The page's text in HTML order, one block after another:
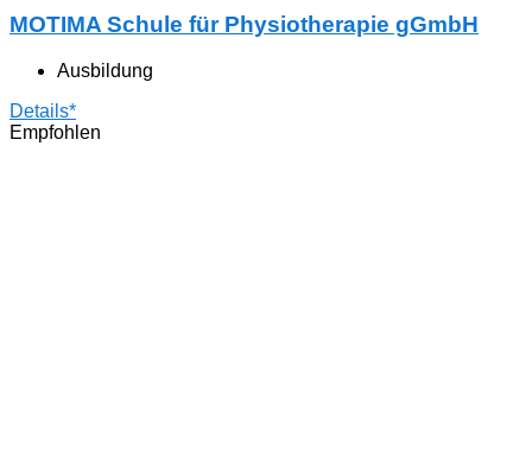
MOTIMA Schule für Physiotherapie gGmbH
Ausbildung
Details*
Empfohlen